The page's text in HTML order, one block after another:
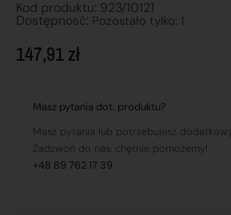
Kod produktu: 923/10121
Dostępnosć: Pozostało tylko: 1
147,91zł
Masz pytania dot. produktu?
Masz pytania lub potrzebujesz
Zadzwoń do nas, chętnie pomożemy!
+48 89 762 17 39